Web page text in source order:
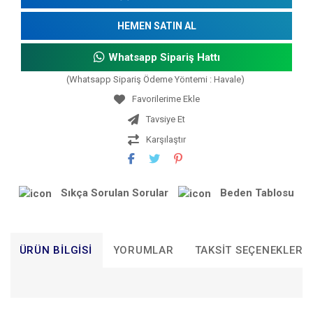
HEMEN SATIN AL
Whatsapp Sipariş Hattı
(Whatsapp Sipariş Ödeme Yöntemi : Havale)
Tavsiye Et
Karşılaştır
Sıkça Sorulan Sorular Beden Tablosu
ÜRÜN BILGISI YORUMLAR TAKSIT SEÇENEKLERI